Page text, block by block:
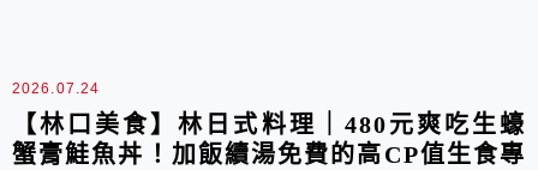
2026.07.24
【林口美食】林日式料理｜480元爽吃生蠔
蟹膏鮭魚丼！加飯續湯免費的高CP值生食專